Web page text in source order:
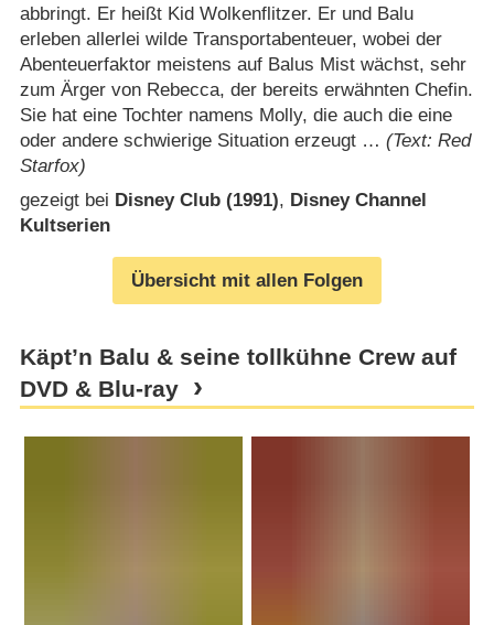
abbringt. Er heißt Kid Wolkenflitzer. Er und Balu
erleben allerlei wilde Transportabenteuer, wobei der
Abenteuerfaktor meistens auf Balus Mist wächst, sehr
zum Ärger von Rebecca, der bereits erwähnten Chefin.
Sie hat eine Tochter namens Molly, die auch die eine
oder andere schwierige Situation erzeugt … (Text: Red
Starfox)
gezeigt bei Disney Club (1991), Disney Channel
Kultserien
Übersicht mit allen Folgen
Käpt’n Balu & seine tollkühne Crew auf
DVD & Blu-ray